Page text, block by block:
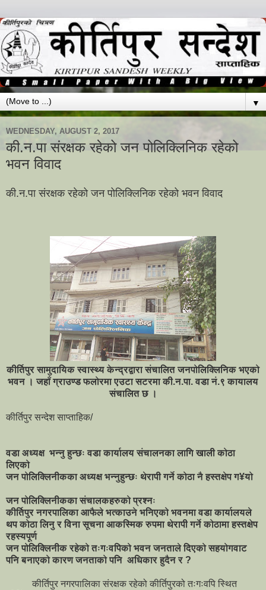
▼
WEDNESDAY, AUGUST 2, 2017
की.न.पा संरक्षक रहेको जन पोलिक्लिनिक रहेको
भवन विवाद
की.न.पा संरक्षक रहेको जन पोलिक्लिनिक रहेको भवन विवाद
कीर्तिपुर सामुदायिक स्वास्थ्य केन्द्रद्वारा संचालित जनपोलिक्लिनिक भएको
भवन । जहाँ ग्राउण्ड फलोरमा एउटा सटरमा की.न.पा. वडा नं.९ कायालय
संचालित छ ।
कीर्तिपुर सन्देश साप्ताहिक/
वडा अध्यक्ष भन्नु हुन्छः वडा कार्यालय संचालनका लागि खाली कोठा
लिएको
जन पोलिक्लिनीकका अध्यक्ष भन्नुहुन्छः थेरापी गर्ने कोठा नै हस्तक्षेप ग¥यो
जन पोलिक्लिनीकका संचालकहरुको प्रश्नः
कीर्तिपुर नगरपालिका आफैले भत्काउने भनिएको भवनमा वडा कार्यालयले
थप कोठा लिनु र विना सूचना आकस्मिक रुपमा थेरापी गर्ने कोठामा हस्तक्षेप
रहस्यपूर्ण
जन पोलिक्लिनीक रहेको तःगःवपिको भवन जनताले दिएको सहयोगवाट
पनि बनाएको कारण जनताको पनि अधिकार हुदैन र ?
कीर्तिपुर नगरपालिका संरक्षक रहेको कीर्तिपुरको तःगःवपि स्थित